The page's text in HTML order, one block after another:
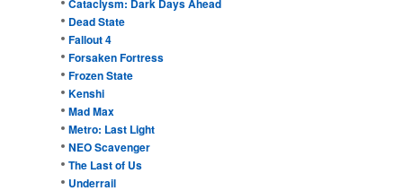
Dead State
Fallout 4
Forsaken Fortress
Frozen State
Kenshi
Mad Max
Metro: Last Light
NEO Scavenger
The Last of Us
Underrail